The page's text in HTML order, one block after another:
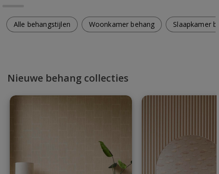
Alle behangstijlen Woonkamer behang Slaapkamer
Nieuwe behang collecties